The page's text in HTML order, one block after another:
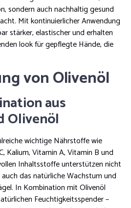
sondern auch nachhaltig gesund
Mit kontinuierlicher Anwendung
stärker, elastischer und erhalten
look für gepflegte Hände, die
von Olivenöl
aus
Olivenöl
wichtige Nährstoffe wie
Kalium, Vitamin A, Vitamin B und
Inhaltsstoffe unterstützen nicht
das natürliche Wachstum und
In Kombination mit Olivenöl
Feuchtigkeitsspender –